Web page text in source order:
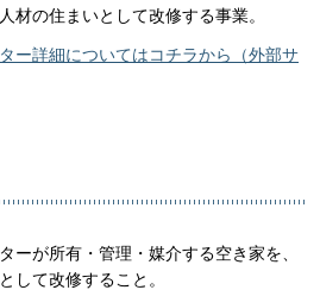
材の住まいとして改修する事業。
ー詳細についてはコチラから（外部サ
が所有・管理・媒介する空き家を、
して改修すること。